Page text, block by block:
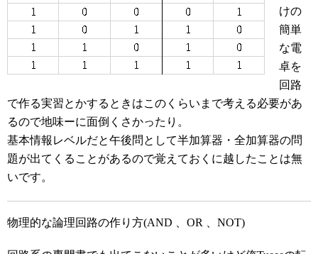
けの
簡単
な電
卓を
回路
で作る実習とかするときはこのくらいまで考える必要があ
るので地味ーに面倒くさかったり。
基本情報レベルだと午後問として半加算器・全加算器の問
題が出てくることがあるので覚えておくに越したことは無
いです。
物理的な論理回路の作り方(AND 、OR 、NOT)